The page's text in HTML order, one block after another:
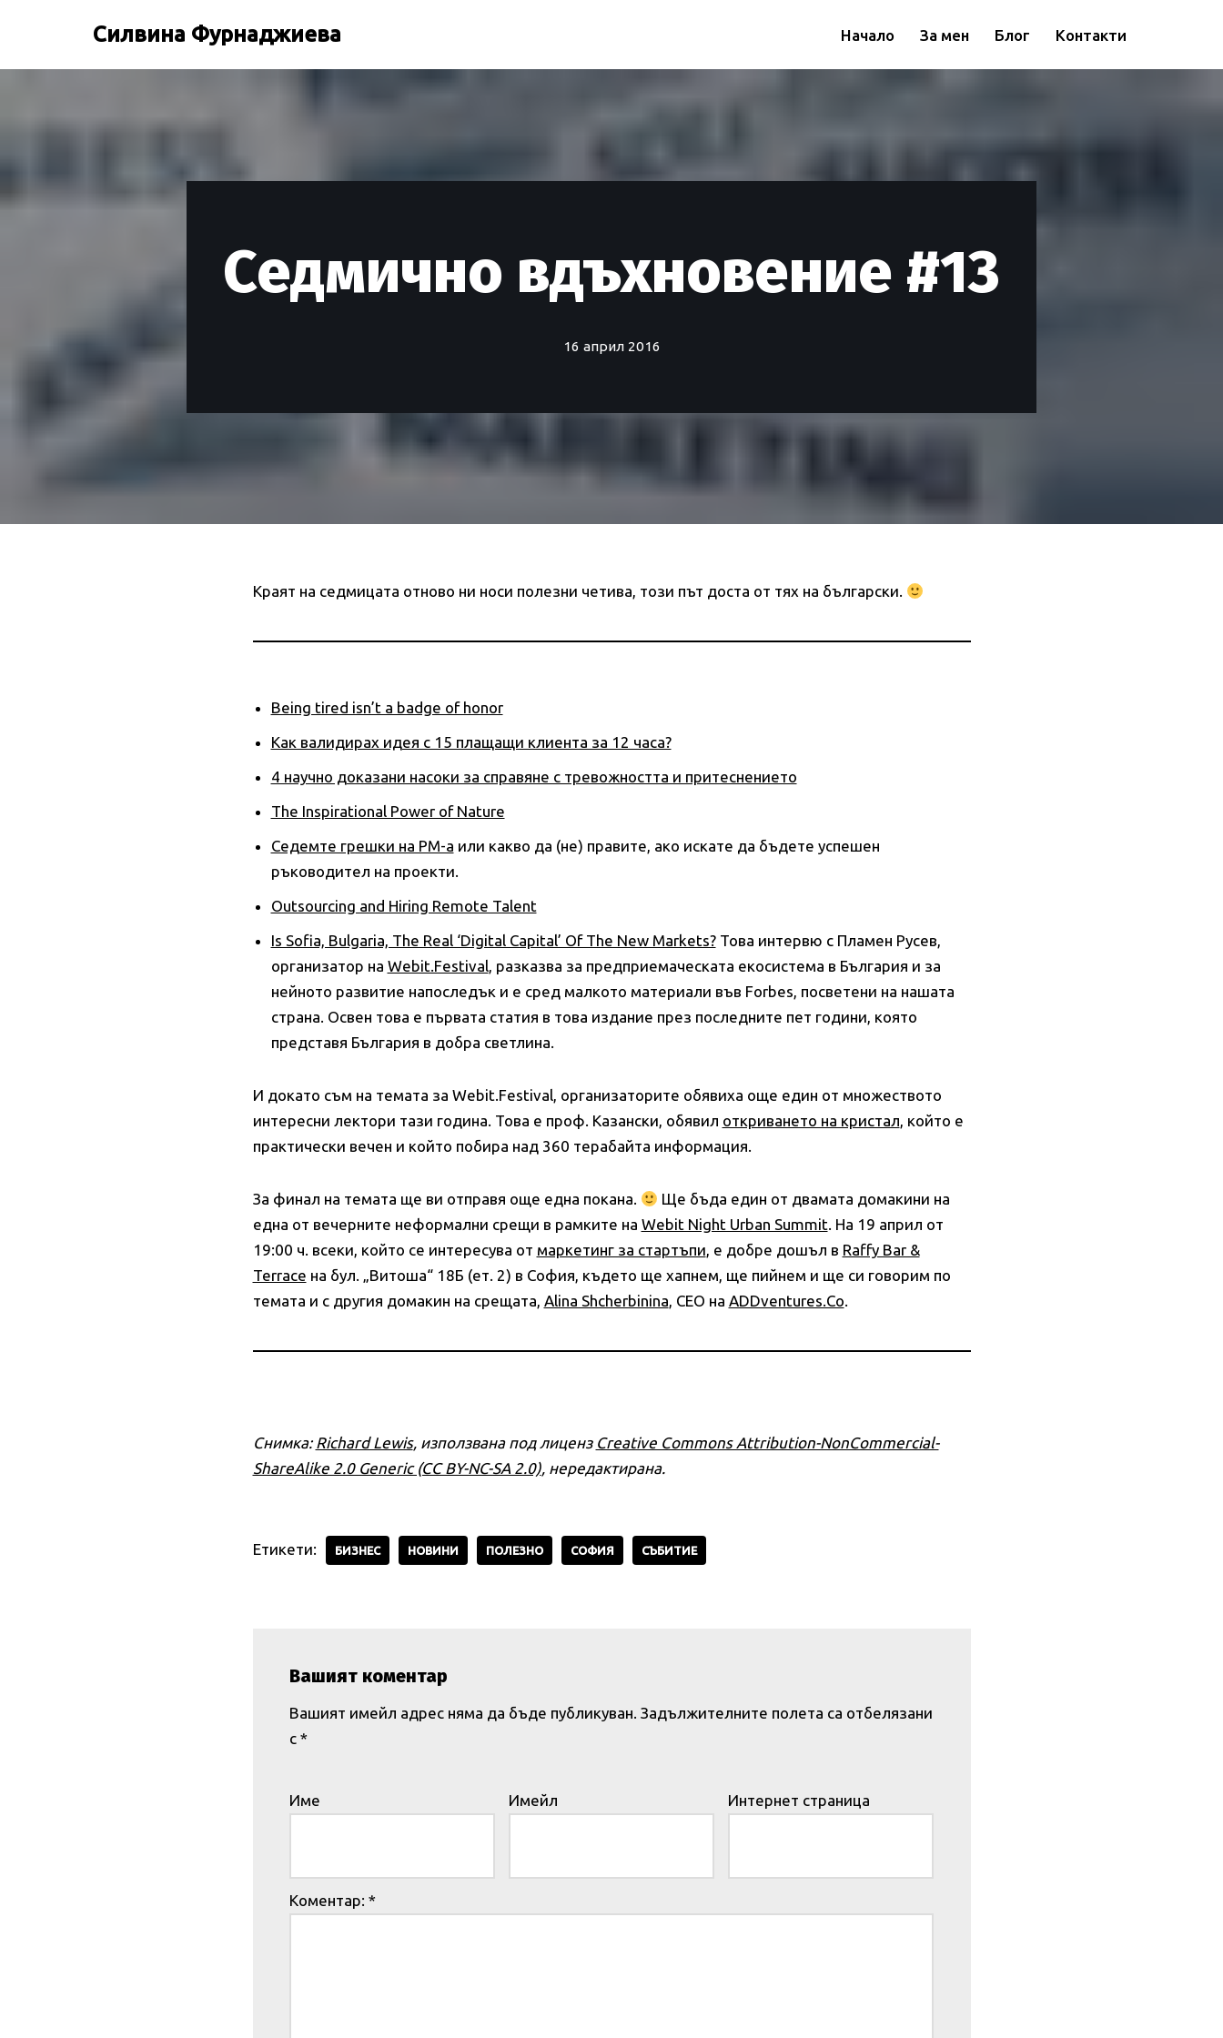
Силвина Фурнаджиева Начало За мен Блог Контакти
Седмично вдъхновение #13
16 април 2016
Краят на седмицата отново ни носи полезни четива, този път доста от тях на български.
Being tired isn’t a badge of honor
Как валидирах идея с 15 плащащи клиента за 12 часа?
4 научно доказани насоки за справяне с тревожността и притеснението
The Inspirational Power of Nature
Седемте грешки на PM-a или какво да (не) правите, ако искате да бъдете успешен
ръководител на проекти.
Outsourcing and Hiring Remote Talent
Is Sofia, Bulgaria, The Real ‘Digital Capital’ Of The New Markets?Това интервю с Пламен Русев,
организатор на Webit.Festival, разказва за предприемаческата екосистема в България и за
нейното развитие напоследък и е сред малкото материали във Forbes, посветени на нашата
страна. Освен това е първата статия в това издание през последните пет години, която
представя България в добра светлина.
И докато съм на темата за Webit.Festival, организаторите обявиха още един от множеството
интересни лектори тази година. Това е проф. Казански, обявил откриването на кристал, който е
практически вечен и който побира над 360 терабайта информация.
За финал на темата ще ви отправя още една покана.
Ще бъда един от двамата домакини на
една от вечерните неформални срещи в рамките на Webit Night Urban Summit. На 19 април от
19:00 ч. всеки, който се интересува от маркетинг за стартъпи, е добре дошъл в Raffy Bar &
Terrace на бул. „Витоша“ 18Б (ет. 2) в София, където ще хапнем, ще пийнем и ще си говорим по
темата и с другия домакин на срещата, Alina Shcherbinina, CEO на ADDventures.Co.
Снимка: Richard Lewis, използвана под лиценз Creative Commons Attribution-NonCommercial-
ShareAlike 2.0 Generic (CC BY-NC-SA 2.0), нередактирана.
Етикети: БИЗНЕС НОВИНИ ПОЛЕЗНО СОФИЯ СЪБИТИЕ
Вашият коментар
Вашият имейл адрес няма да бъде публикуван. Задължителните полета са отбелязани
с *
Име Имейл Интернет страница
Коментар: *